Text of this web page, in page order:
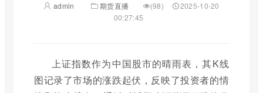
admin 期货直播 (98)
2025-10-20
00:27:45
上证指数作为中国股市的晴雨表，其K线
图记录了市场的涨跌起伏，反映了投资者的情